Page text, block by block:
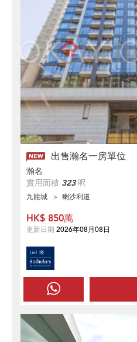
出售瀚名一房單位
瀚名
實用面積 323呎
九龍城 喇沙利道
HK$ 850萬
更新日期 2026年08月08日